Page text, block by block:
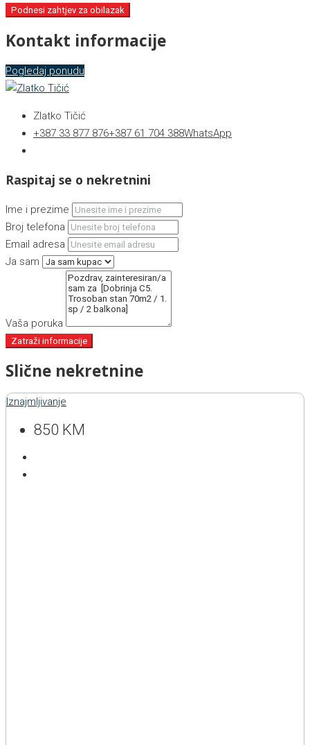
Podnesi zahtjev za obilazak
Kontakt informacije
Pogledaj ponudu
Zlatko Tičić
+387 33 877 876+387 61 704 388WhatsApp
Raspitaj se o nekretnini
Ime i prezime
Broj telefona
Email adresa
Ja sam
Vaša poruka
Zatraži informacije
Slične nekretnine
Iznajmljivanje
850 KM